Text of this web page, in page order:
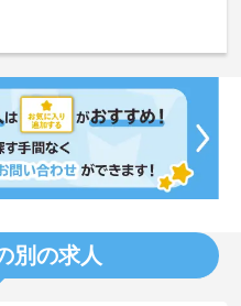
別の求人